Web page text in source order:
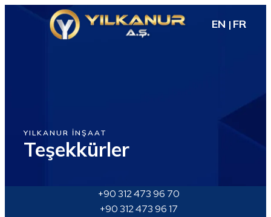
EN FR
YILKANUR İNŞAAT
Teşekkürler
+90 312 473 96 70
+90 312 473 96 17